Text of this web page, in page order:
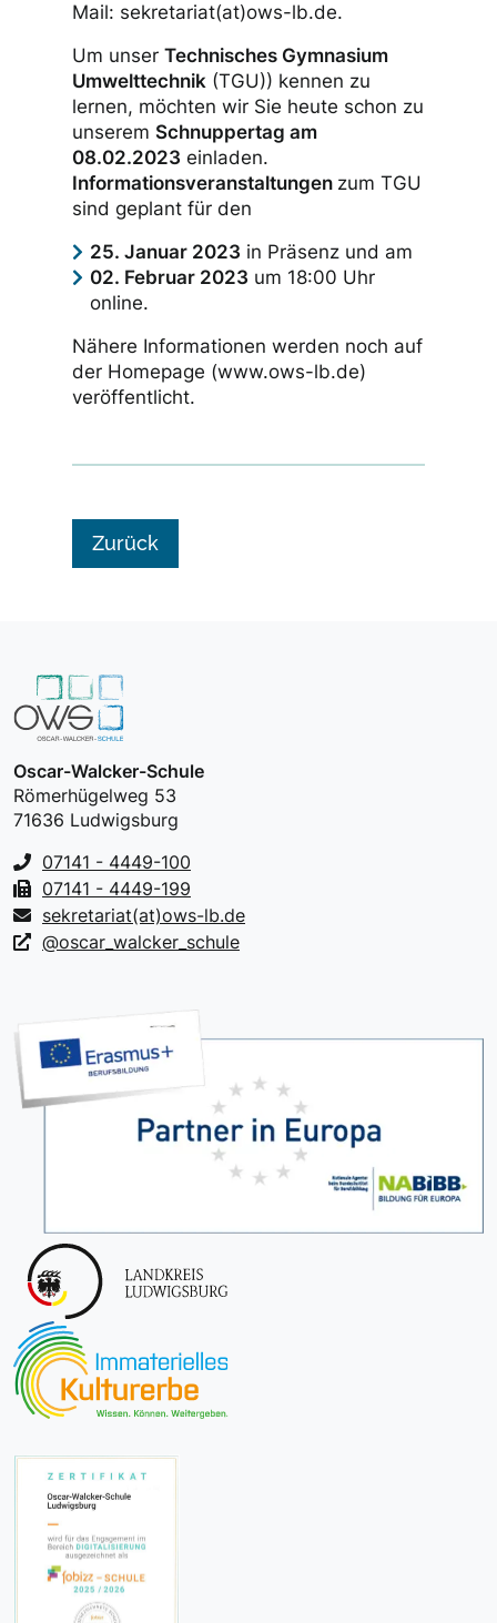
Mail: sekretariat(at)ows-lb.de.
Um unser Technisches Gymnasium
Umwelttechnik (TGU)) kennen zu
lernen, möchten wir Sie heute schon zu
unserem Schnuppertag am
08.02.2023 einladen.
Informationsveranstaltungen zum TGU
sind geplant für den
25. Januar 2023 in Präsenz und am
02. Februar 2023 um 18:00 Uhr
online.
Nähere Informationen werden noch auf
der Homepage (www.ows-lb.de)
veröffentlicht.
Zurück
Oscar-Walcker-Schule
Römerhügelweg 53
71636 Ludwigsburg
07141 - 4449-100
07141 - 4449-199
sekretariat(at)ows-lb.de
@oscar_walcker_schule